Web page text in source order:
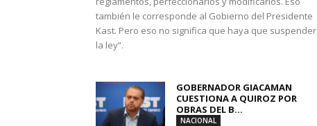
también le corresponde al Gobierno del Presidente
Kast. Pero eso no significa que haya que suspender
la ley”.
GOBERNADOR GIACAMAN
CUESTIONA A QUIROZ POR
OBRAS DEL B...
NACIONAL